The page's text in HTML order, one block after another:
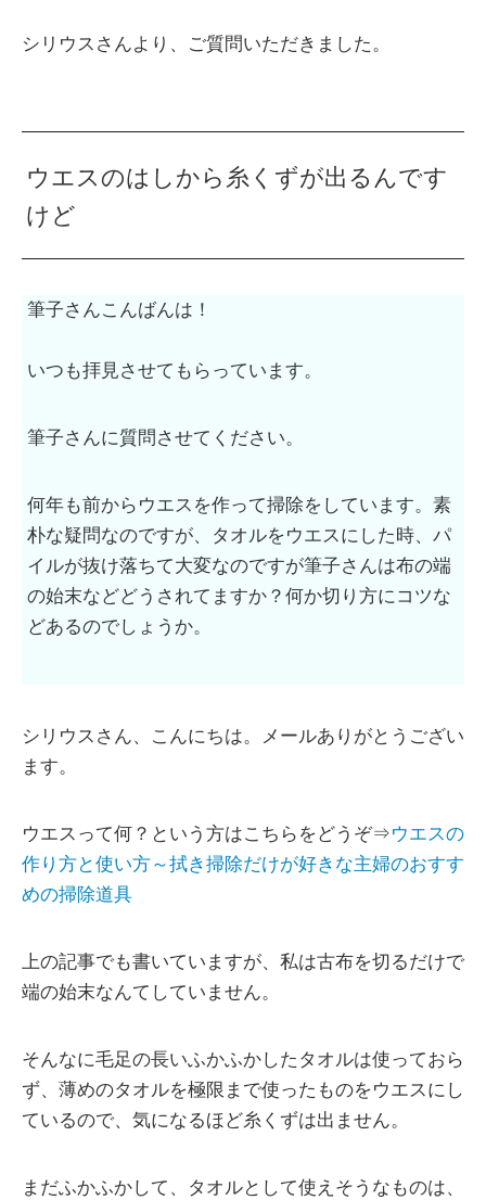
シリウスさんより、ご質問いただきました。
ウエスのはしから糸くずが出るんです
けど
筆子さんこんばんは！
いつも拝見させてもらっています。
筆子さんに質問させてください。
何年も前からウエスを作って掃除をしています。素
朴な疑問なのですが、タオルをウエスにした時、パ
イルが抜け落ちて大変なのですが筆子さんは布の端
の始末などどうされてますか？何か切り方にコツな
どあるのでしょうか。
シリウスさん、こんにちは。メールありがとうござい
ます。
ウエスって何？という方はこちらをどうぞ⇒ウエスの
作り方と使い方～拭き掃除だけが好きな主婦のおすす
めの掃除道具
上の記事でも書いていますが、私は古布を切るだけで
端の始末なんてしていません。
そんなに毛足の長いふかふかしたタオルは使っておら
ず、薄めのタオルを極限まで使ったものをウエスにし
ているので、気になるほど糸くずは出ません。
まだふかふかして、タオルとして使えそうなものは、